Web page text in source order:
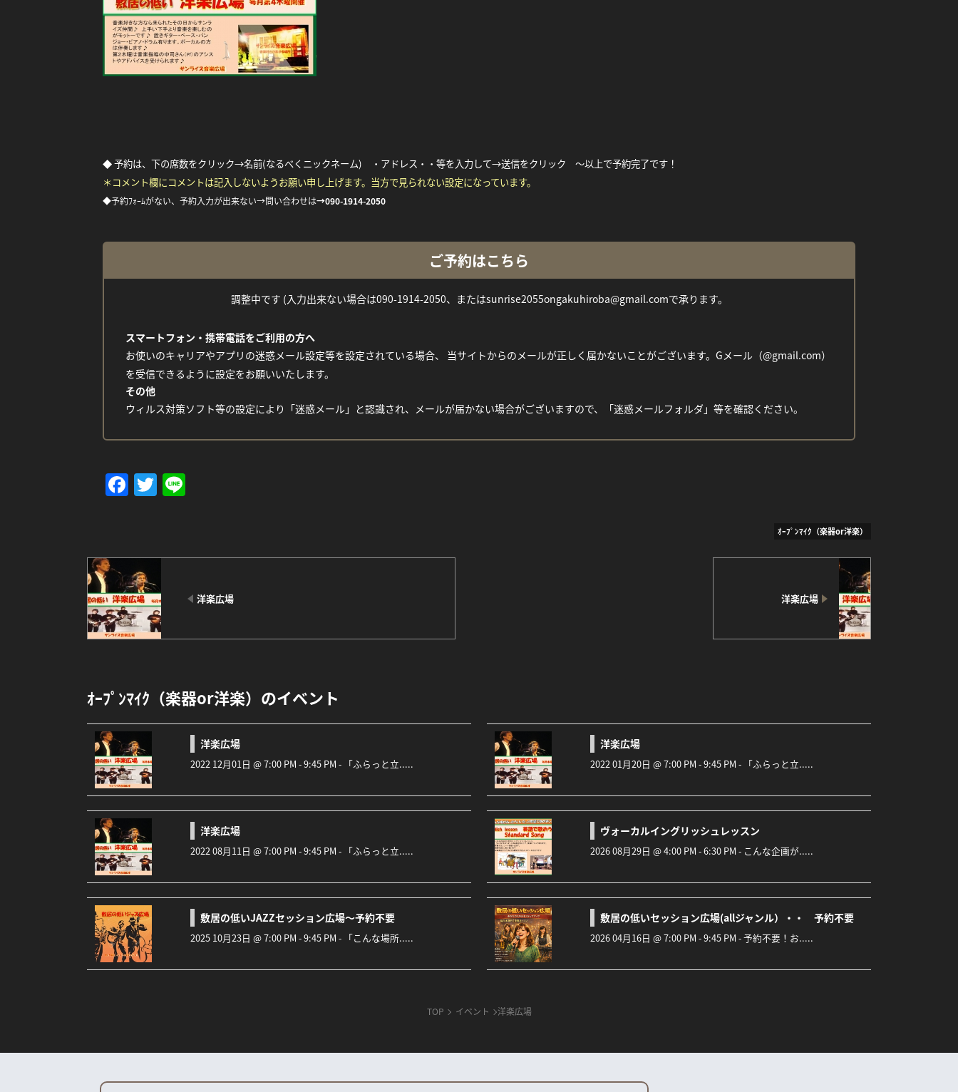
◆ 予約は、下の席数をクリック→名前(なるべくニックネーム) ・アドレス・・等を入力して→送信をクリック ～以上で予約完了です！
＊コメント欄にコメントは記入しないようお願い申し上げます。当方で見られない設定になっています。
◆予約ﾌｫｰﾑがない、予約入力が出来ない→問い合わせは→090-1914-2050
ご予約はこちら
調整中です (入力出来ない場合は090-1914-2050、またはsunrise2055ongakuhiroba@gmail.comで承ります。
スマートフォン・携帯電話をご利用の方へ
お使いのキャリアやアプリの迷惑メール設定等を設定されている場合、 当サイトからのメールが正しく届かないことがございます。Gメール（@gmail.com）
を受信できるように設定をお願いいたします。
その他
ウィルス対策ソフト等の設定により「迷惑メール」と認識され、メールが届かない場合がございますので、「迷惑メールフォルダ」等を確認ください。
Facebook
Twitter
ｵｰﾌﾟﾝﾏｲｸ（楽器or洋楽）
洋楽広場 洋楽広場
ｵｰﾌﾟﾝﾏｲｸ（楽器or洋楽）のイベント
洋楽広場
2022 12月01日 @ 7:00 PM - 9:45 PM - 「ふらっと立.....
洋楽広場
2022 01月20日 @ 7:00 PM - 9:45 PM - 「ふらっと立.....
洋楽広場
2022 08月11日 @ 7:00 PM - 9:45 PM - 「ふらっと立.....
ヴォーカルイングリッシュレッスン
2026 08月29日 @ 4:00 PM - 6:30 PM - こんな企画が.....
敷居の低いJAZZセッション広場～予約不要
2025 10月23日 @ 7:00 PM - 9:45 PM - 「こんな場所.....
敷居の低いセッション広場(allジャンル）・・ 予約不要
2026 04月16日 @ 7:00 PM - 9:45 PM - 予約不要！お.....
TOP イベント 洋楽広場